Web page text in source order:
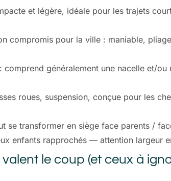
et légère, idéale pour les trajets
compromis pour la ville : maniable,
: comprend généralement une nacelle et/ou
roues, suspension, conçue pour les
se transformer en siège face parents /
enfants rapprochés — attention largeur
le coup (et ceux à